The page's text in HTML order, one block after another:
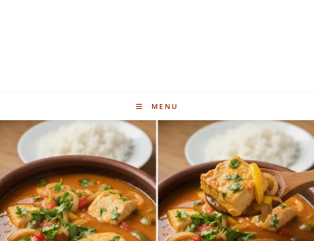
MENU